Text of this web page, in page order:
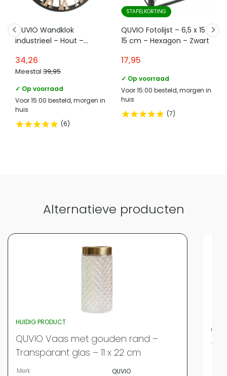
QUVIO Wandklok
industrieel – Hout –
34,26
Meestal 39,95
✓ Op voorraad
Voor 15:00 besteld, morgen in
huis
6
STAPELKORTING
QUVIO Fotolijst – 6,5 x 15 x
15 cm – Hexagon – Zwart
17,95
✓ Op voorraad
Voor 15:00 besteld, morgen in
huis
7
Alternatieve producten
HUIDIG PRODUCT
QUVIO Vaas met gouden rand –
Transparant glas – 11 x 22 cm
Merk
QUVIO
–